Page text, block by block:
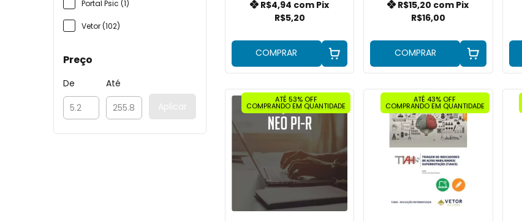
Portal Psic (1)
Vetor (102)
Preço
De
Até
Aplicar
R$5,20
R$4,94 com Pix
COMPRAR
R$16,00
R$15,20 com Pix
COMPRAR
ATÉ 53% OFF
COMPRANDO EM QUANTIDADE
ATÉ 43% OFF
COMPRANDO EM QUANTIDADE